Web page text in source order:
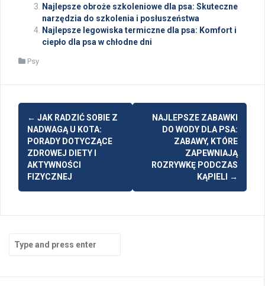
Najlepsze obroże szkoleniowe dla psa: Skuteczne
narzędzia do szkolenia i posłuszeństwa
Najlepsze legowiska termiczne dla psa: Komfort i
ciepło dla psa w chłodne dni
Psy
Post
navigation
← JAK RADZIĆ SOBIE Z
NADWAGĄ U KOTA:
PORADY DOTYCZĄCE
ZDROWEJ DIETY I
AKTYWNOŚCI
FIZYCZNEJ
NAJLEPSZE ZABAWKI
DO WODY DLA PSA:
ZABAWY, KTÓRE
ZAPEWNIAJĄ
ROZRYWKĘ PODCZAS
KĄPIELI →
for: